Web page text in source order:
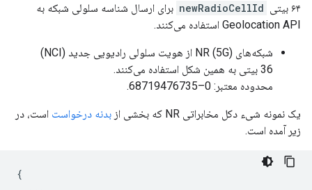
۶۴ بیتی
newRadioCellId برای ارسال شناسه سلولی شبکه به
Geolocation API استفاده می‌کنند.
شبکه‌های NR (5G) از هویت سلولی رادیویی جدید (NCI)
36 بیتی به همین شکل استفاده می‌کنند.
محدوده معتبر: 0–68719476735.
یک نمونه شیء دکل مخابراتی NR که بخشی از بدنه درخواست است، در
زیر آمده است.
{